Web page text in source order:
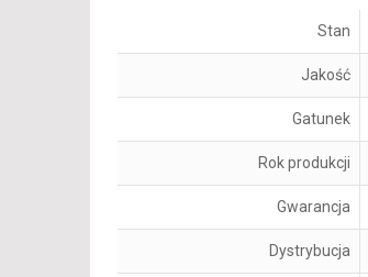
Stan
Jakość
Gatunek
Rok produkcji
Gwarancja
Dystrybucja